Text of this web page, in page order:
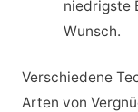
niedrigste
Wunsch.
Verschiedene
Arten von